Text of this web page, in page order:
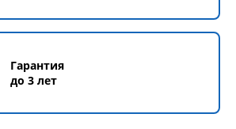
Гарантия
до 3 лет